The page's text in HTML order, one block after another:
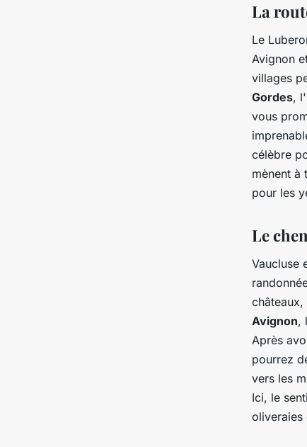
La
Le
Avignon
villages
Gordes,
vous
célèbre
mènent à
pour les
Le
Vaucluse
Avignon,
Après
pourrez
vers les
Ici, le
oliveraies